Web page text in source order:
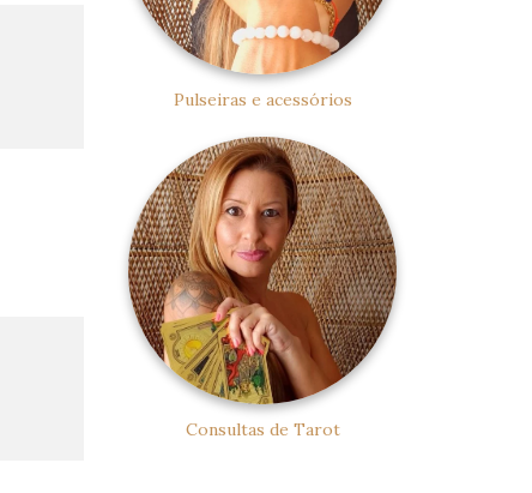
Pulseiras e acessórios
Consultas de Tarot